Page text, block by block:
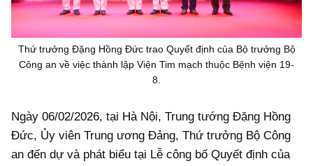
Thứ trưởng Đặng Hồng Đức trao Quyết định của Bộ trưởng Bộ
Công an về việc thành lập Viện Tim mạch thuộc Bệnh viện 19-
8.
Ngày 06/02/2026, tại Hà Nội, Trung tướng Đặng Hồng
Đức, Ủy viên Trung ương Đảng, Thứ trưởng Bộ Công
an đến dự và phát biểu tại Lễ công bố Quyết định của